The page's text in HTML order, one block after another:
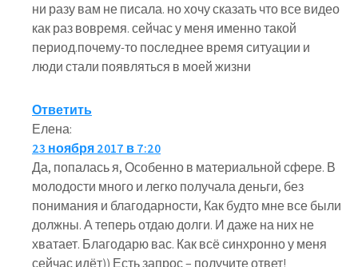
ни разу вам не писала. но хочу сказать что все видео
как раз вовремя. сейчас у меня именно такой
период.почему-то последнее время ситуации и
люди стали появляться в моей жизни
Ответить
Елена:
23 ноября 2017 в 7:20
Да, попалась я, Особенно в материальной сфере. В
молодости много и легко получала деньги, без
понимания и благодарности, Как будто мне все были
должны. А теперь отдаю долги. И даже на них не
хватает. Благодарю вас. Как всё синхронно у меня
сейчас идёт)) Есть запрос – получите ответ!